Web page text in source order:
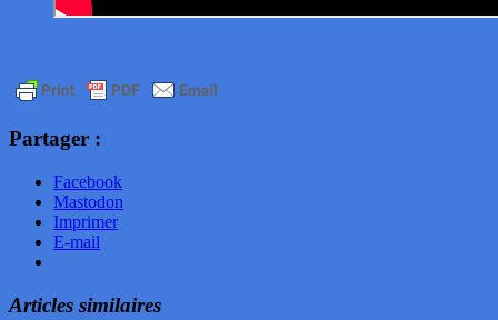
Partager :
Facebook
Mastodon
Imprimer
E-mail
Articles similaires